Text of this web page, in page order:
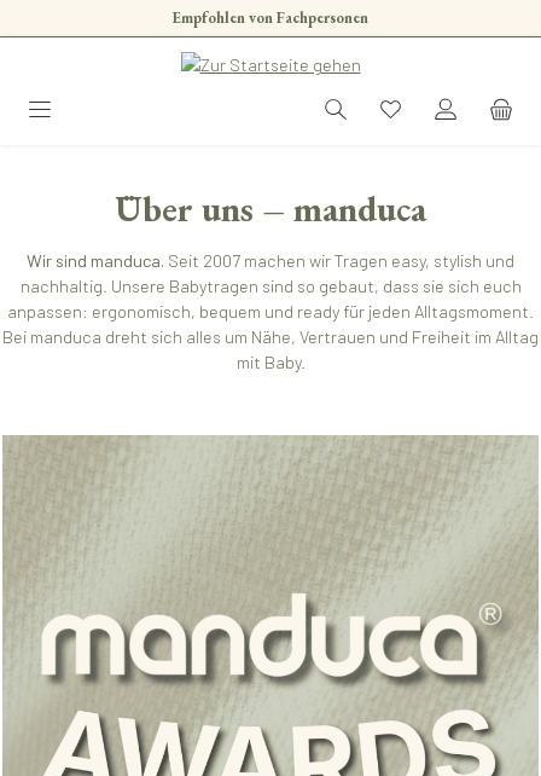
Zum Hauptinhalt springenEmpfohlen von Fachpersonen
Über uns – manduca
Wir sind manduca. Seit 2007 machen wir Tragen easy, stylish und
nachhaltig. Unsere Babytragen sind so gebaut, dass sie sich euch
anpassen: ergonomisch, bequem und ready für jeden Alltagsmoment.
Bei manduca dreht sich alles um Nähe, Vertrauen und Freiheit im Alltag
mit Baby.